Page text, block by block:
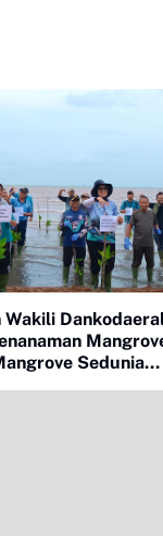
Wakili
Sedunia